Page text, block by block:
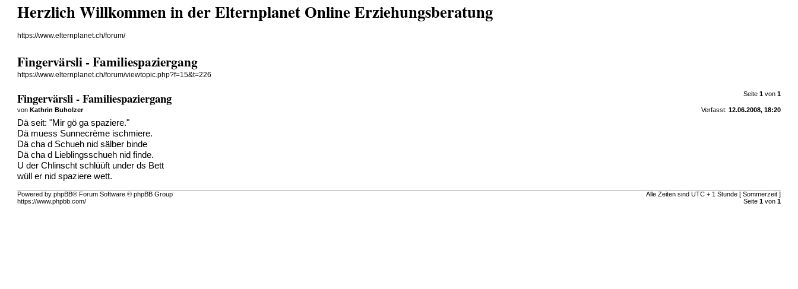
Herzlich Willkommen in der Elternplanet Online Erziehungsberatung
https://www.elternplanet.ch/forum/
Fingervärsli - Familiespaziergang
https://www.elternplanet.ch/forum/viewtopic.php?f=15&t=226
Seite 1von 1
Fingervärsli - Familiespaziergang
Verfasst: 12.06.2008, 18:20
vonKathrin Buholzer
Dä seit: "Mir gö ga spaziere."
Dä muess Sunnecrème ischmiere.
Dä cha d Schueh nid sälber binde
Dä cha d Lieblingsschueh nid finde.
U der Chlinscht schlüüft under ds Bett
wüll er nid spaziere wett.
Alle Zeiten sind UTC + 1 Stunde [ Sommerzeit ]
Seite 1von 1
Powered by phpBB® Forum Software © phpBB Group
https://www.phpbb.com/